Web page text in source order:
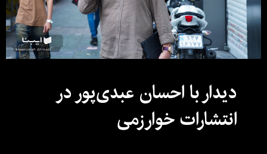
دیدار با احسان عبدی‌پور در
انتشارات خوارزمی